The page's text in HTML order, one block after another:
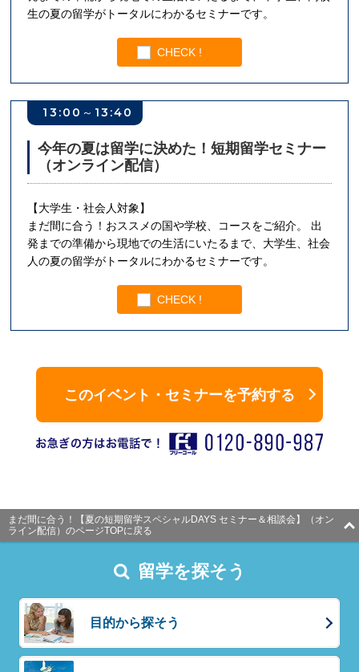
生の夏の留学がトータルにわかるセミナーです。
CHECK !
13:00～13:40
今年の夏は留学に決めた！短期留学セミナー
（オンライン配信）
【大学生・社会人対象】
まだ間に合う！おススメの国や学校、コースをご紹介。 出
発までの準備から現地での生活にいたるまで、大学生、社会
人の夏の留学がトータルにわかるセミナーです。
CHECK !
まだ間に合う！【夏の短期留学スペシャルDAYS セミナー＆相談会】（オン
ライン配信）のページTOPに戻る
留学を探そう
目的から探そう